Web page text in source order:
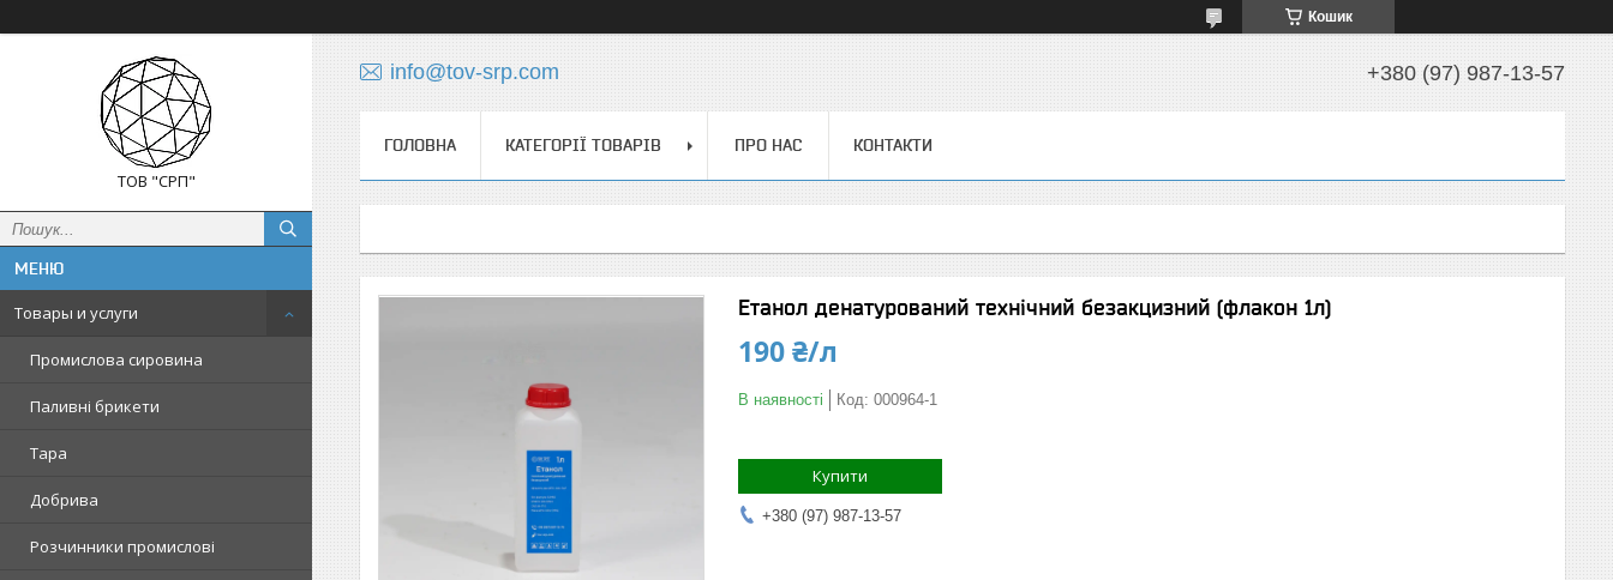
Кошик
ТОВ "СРП"
Товары и услуги
Промислова сировина
Паливні брикети
Тара
Добрива
Розчинники промислові
info@tov-srp.com +380 (97) 987-13-57
ГОЛОВНА КАТЕГОРІЇ ТОВАРІВ ПРО НАС КОНТАКТИ
Етанол денатурований технічний безакцизний (флакон 1л)
190 ₴/л
В наявності Код: 000964-1
Купити
+380 (97) 987-13-57